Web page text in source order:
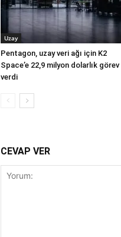
Uzay
Pentagon, uzay veri ağı için K2
Space’e 22,9 milyon dolarlık görev
verdi
CEVAP VER